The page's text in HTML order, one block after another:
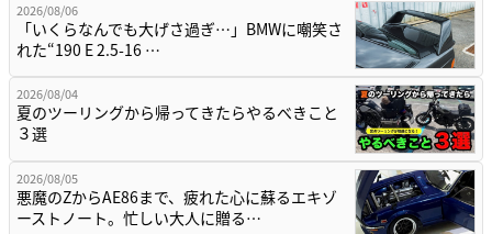
2026/08/06
「いくらなんでも大げさ過ぎ…」BMWに嘲笑さ
れた“190 E 2.5-16 …
2026/08/04
夏のツーリングから帰ってきたらやるべきこと
３選
2026/08/05
悪魔のZからAE86まで、疲れた心に蘇るエキゾ
ーストノート。忙しい大人に贈る…